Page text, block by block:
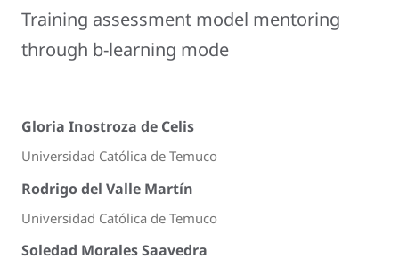
Training assessment model mentoring
through b-learning mode
Gloria Inostroza de Celis
Universidad Católica de Temuco
Rodrigo del Valle Martín
Universidad Católica de Temuco
Soledad Morales Saavedra